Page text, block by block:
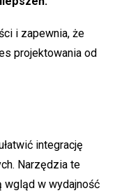
i zapewnia, że
projektowania od
integrację
Narzędzia te
wgląd w wydajność